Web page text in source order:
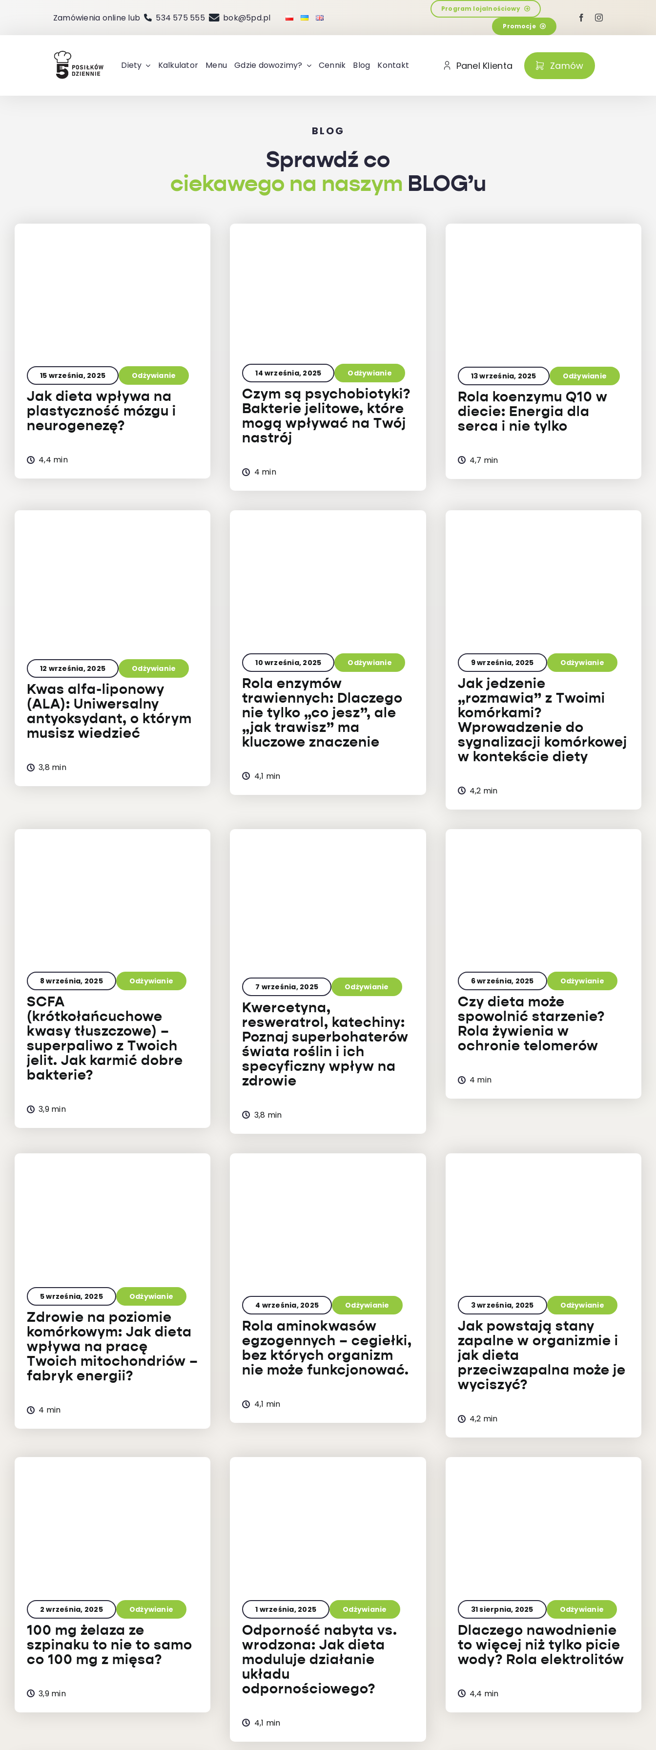
zawartości
Zamówienia online lub 534 575 555 bok@5pd.pl
Program lojalnościowy
Promocje
Diety Kalkulator Menu Gdzie dowozimy? Cennik Blog Kontakt Panel Klienta Zamów
BLOG
Sprawdź co
ciekawego na naszym BLOG’u
15 września, 2025 Odżywianie
Jak dieta wpływa na
plastyczność mózgu i
neurogenezę?
4,4 min
14 września, 2025 Odżywianie
Czym są psychobiotyki?
Bakterie jelitowe, które
mogą wpływać na Twój
nastrój
4 min
13 września, 2025 Odżywianie
Rola koenzymu Q10 w
diecie: Energia dla
serca i nie tylko
4,7 min
12 września, 2025 Odżywianie
Kwas alfa-liponowy
(ALA): Uniwersalny
antyoksydant, o którym
musisz wiedzieć
3,8 min
10 września, 2025 Odżywianie
Rola enzymów
trawiennych: Dlaczego
nie tylko „co jesz”, ale
„jak trawisz” ma
kluczowe znaczenie
4,1 min
9 września, 2025 Odżywianie
Jak jedzenie
„rozmawia” z Twoimi
komórkami?
Wprowadzenie do
sygnalizacji komórkowej
w kontekście diety
4,2 min
8 września, 2025 Odżywianie
SCFA
(krótkołańcuchowe
kwasy tłuszczowe) –
superpaliwo z Twoich
jelit. Jak karmić dobre
bakterie?
3,9 min
7 września, 2025 Odżywianie
Kwercetyna,
resweratrol, katechiny:
Poznaj superbohaterów
świata roślin i ich
specyficzny wpływ na
zdrowie
3,8 min
6 września, 2025 Odżywianie
Czy dieta może
spowolnić starzenie?
Rola żywienia w
ochronie telomerów
4 min
5 września, 2025 Odżywianie
Zdrowie na poziomie
komórkowym: Jak dieta
wpływa na pracę
Twoich mitochondriów –
fabryk energii?
4 min
4 września, 2025 Odżywianie
Rola aminokwasów
egzogennych – cegiełki,
bez których organizm
nie może funkcjonować.
4,1 min
3 września, 2025 Odżywianie
Jak powstają stany
zapalne w organizmie i
jak dieta
przeciwzapalna może je
wyciszyć?
4,2 min
2 września, 2025 Odżywianie
100 mg żelaza ze
szpinaku to nie to samo
co 100 mg z mięsa?
3,9 min
1 września, 2025 Odżywianie
Odporność nabyta vs.
wrodzona: Jak dieta
moduluje działanie
układu
odpornościowego?
4,1 min
31 sierpnia, 2025 Odżywianie
Dlaczego nawodnienie
to więcej niż tylko picie
wody? Rola elektrolitów
4,4 min